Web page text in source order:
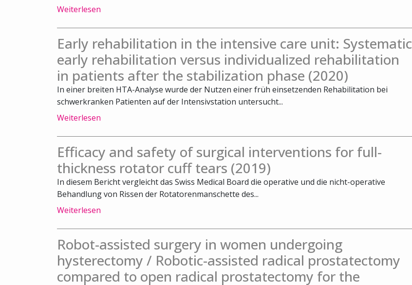
Weiterlesen
Early rehabilitation in the intensive care unit: Systematic
early rehabilitation versus individualized rehabilitation
in patients after the stabilization phase (2020)
In einer breiten HTA-Analyse wurde der Nutzen einer früh einsetzenden Rehabilitation bei
schwerkranken Patienten auf der Intensivstation untersucht...
Weiterlesen
Efficacy and safety of surgical interventions for full-
thickness rotator cuff tears (2019)
In diesem Bericht vergleicht das Swiss Medical Board die operative und die nicht-operative
Behandlung von Rissen der Rotatorenmanschette des...
Weiterlesen
Robot-assisted surgery in women undergoing
hysterectomy / Robotic-assisted radical prostatectomy
compared to open radical prostatectomy for the